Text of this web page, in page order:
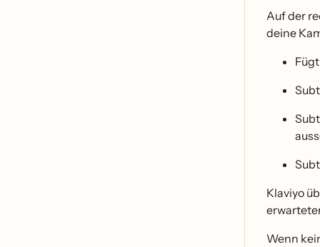
Auf der
deine
Klaviyo
Wenn